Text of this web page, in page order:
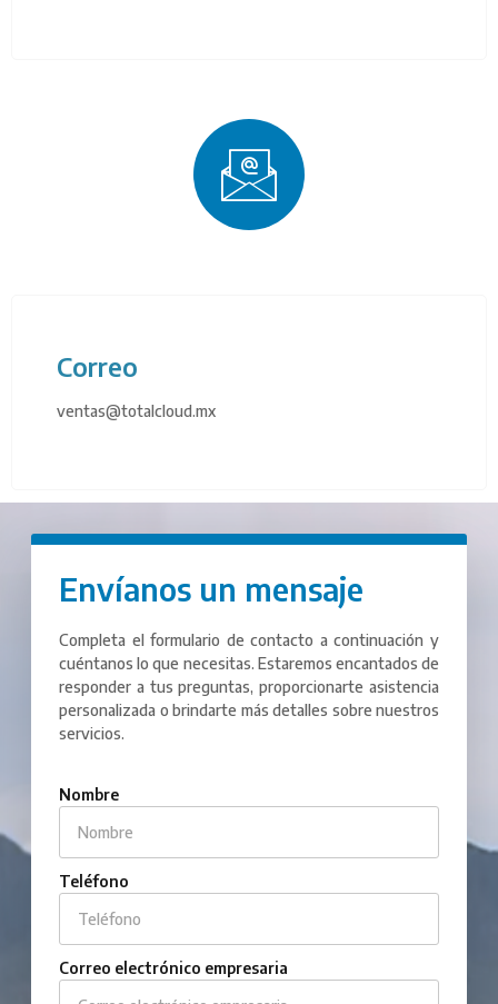
Correo
ventas@totalcloud.mx
Envíanos un mensaje
Completa el formulario de contacto a continuación y
cuéntanos lo que necesitas. Estaremos encantados de
responder a tus preguntas, proporcionarte asistencia
personalizada o brindarte más detalles sobre nuestros
servicios.
Nombre
Teléfono
Correo electrónico empresaria